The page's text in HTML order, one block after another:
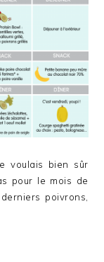
voulais bien sûr
pour le mois de
poivrons,